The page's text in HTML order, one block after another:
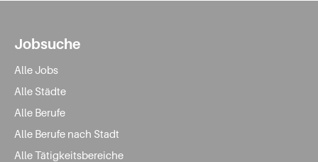
Jobsuche
Alle Jobs
Alle Städte
Alle Berufe
Alle Berufe nach Stadt
Alle Tätigkeitsbereiche